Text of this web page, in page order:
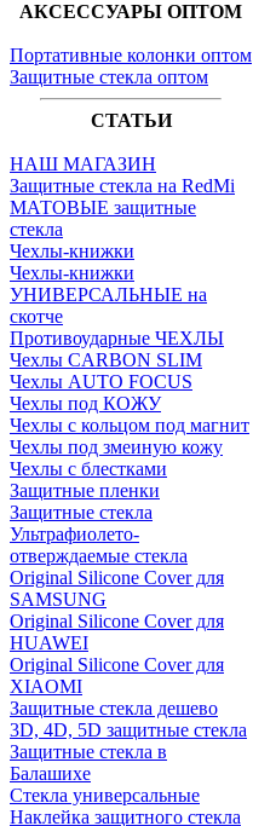
АКСЕССУАРЫ ОПТОМ
Портативные колонки оптом
Защитные стекла оптом
СТАТЬИ
НАШ МАГАЗИН
Защитные стекла на RedMi
МАТОВЫЕ защитные
стекла
Чехлы-книжки
Чехлы-книжки
УНИВЕРСАЛЬНЫЕ на
скотче
Противоударные ЧЕХЛЫ
Чехлы CARBON SLIM
Чехлы AUTO FOCUS
Чехлы под КОЖУ
Чехлы с кольцом под магнит
Чехлы под змеиную кожу
Чехлы с блестками
Защитные пленки
Защитные стекла
Ультрафиолето-
отверждаемые стекла
Original Silicone Cover для
SAMSUNG
Original Silicone Cover для
HUAWEI
Original Silicone Cover для
XIAOMI
Защитные стекла дешево
3D, 4D, 5D защитные стекла
Защитные стекла в
Балашихе
Стекла универсальные
Наклейка защитного стекла